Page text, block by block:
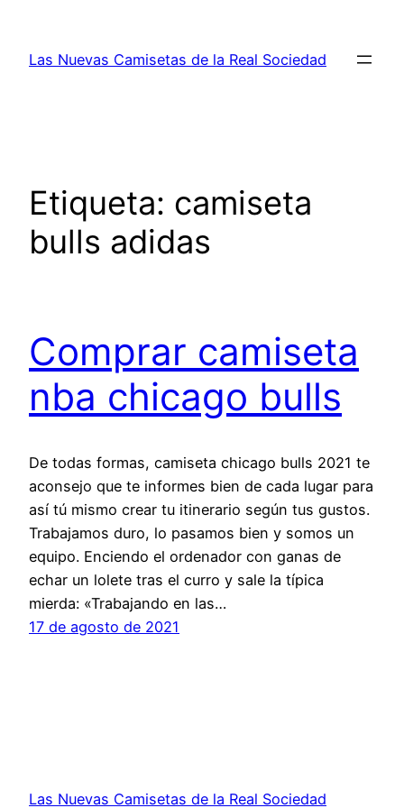
contenido
Las Nuevas Camisetas de la Real Sociedad
Etiqueta: camiseta
bulls adidas
Comprar camiseta
nba chicago bulls
De todas formas, camiseta chicago bulls 2021 te
aconsejo que te informes bien de cada lugar para
así tú mismo crear tu itinerario según tus gustos.
Trabajamos duro, lo pasamos bien y somos un
equipo. Enciendo el ordenador con ganas de
echar un lolete tras el curro y sale la típica
mierda: «Trabajando en las…
17 de agosto de 2021
Las Nuevas Camisetas de la Real Sociedad